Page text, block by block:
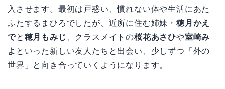
入させます。最初は戸惑い、慣れない体や生活にあた
ふたするまひろでしたが、近所に住む姉妹・ 穂月かえ
でと 穂月もみじ 、クラスメイトの桜花あさひや室崎み
よ といった新しい友人たちと出会い、少しずつ「外の
世界」と向き合っていくようになります。